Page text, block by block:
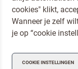
cookies" klikt,
Wanneer je zelf
je op “cookie
COOKIE INSTELLINGEN